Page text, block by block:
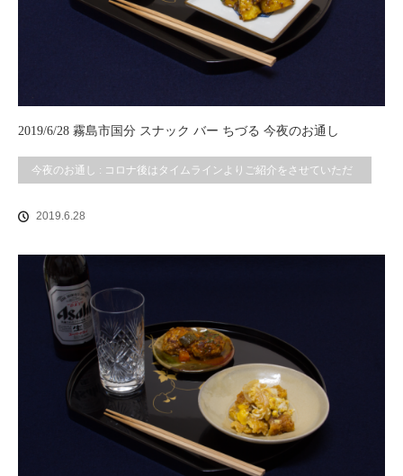
2019/6/28 霧島市国分 スナック バー ちづる 今夜のお通し
今夜のお通し : コロナ後はタイムラインよりご紹介をさせていただ
2019.6.28